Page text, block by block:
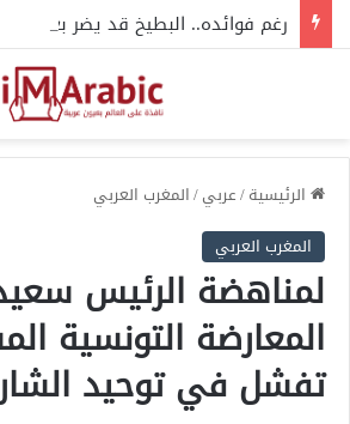
رغم فوائده.. البطيخ قد يضر بعض
الرئيسية/عربي/المغرب العربي
المغرب العربي
لمناهضة الرئيس
المعارضة التونسية
تفشل في توحيد